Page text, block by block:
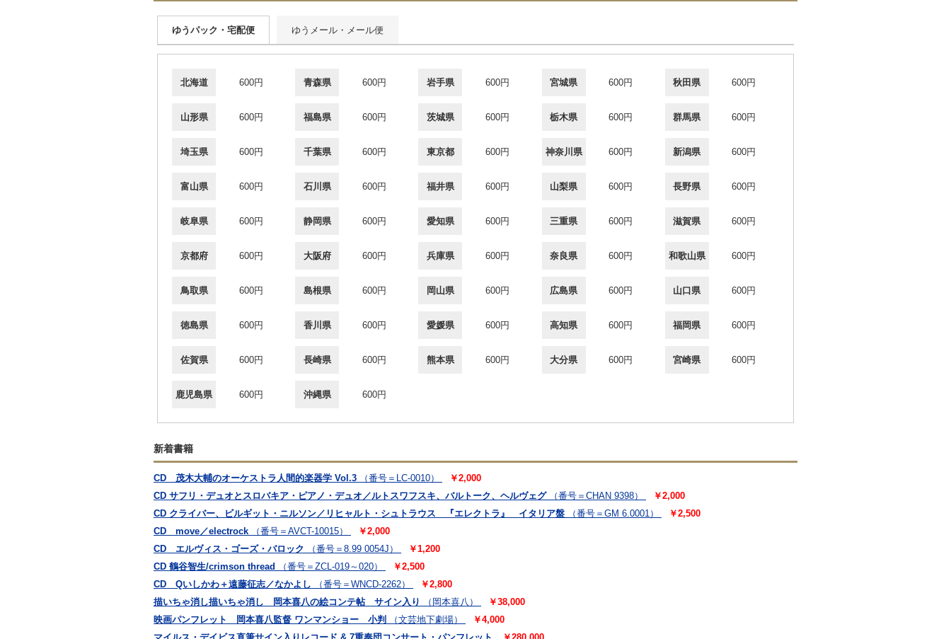
ゆうパック・宅配便 ゆうメール・メール便
北海道 600円 青森県 600円 岩手県 600円 宮城県 600円 秋田県 600円
山形県 600円 福島県 600円 茨城県 600円 栃木県 600円 群馬県 600円
埼玉県 600円 千葉県 600円 東京都 600円 神奈川県 600円 新潟県 600円
富山県 600円 石川県 600円 福井県 600円 山梨県 600円 長野県 600円
岐阜県 600円 静岡県 600円 愛知県 600円 三重県 600円 滋賀県 600円
京都府 600円 大阪府 600円 兵庫県 600円 奈良県 600円 和歌山県 600円
鳥取県 600円 島根県 600円 岡山県 600円 広島県 600円 山口県 600円
徳島県 600円 香川県 600円 愛媛県 600円 高知県 600円 福岡県 600円
佐賀県 600円 長崎県 600円 熊本県 600円 大分県 600円 宮崎県 600円
鹿児島県 600円 沖縄県 600円
新着書籍
CD 茂木大輔のオーケストラ人間的楽器学 Vol.3 （番号＝LC-0010）
￥2,000
CD サフリ・デュオとスロバキア・ピアノ・デュオ／ルトスワフスキ、バルトーク、ヘルヴェグ
（番号＝CHAN 9398）
￥2,000
CD クライバー、ビルギット・ニルソン／リヒャルト・シュトラウス 『エレクトラ』 イタリア盤
（番号＝GM 6.0001）
￥2,500
CD move／electrock
（番号＝AVCT-10015）
￥2,000
CD エルヴィス・ゴーズ・バロック
（番号＝8.99 0054J）
￥1,200
CD 鶴谷智生/crimson thread
（番号＝ZCL-019～020）
￥2,500
CD Qいしかわ＋遠藤征志／なかよし
（番号＝WNCD-2262）
￥2,800
描いちゃ消し描いちゃ消し 岡本喜八の絵コンテ帖 サイン入り
（岡本喜八）
￥38,000
映画パンフレット 岡本喜八監督 ワンマンショー 小判
（文芸地下劇場）
￥4,000